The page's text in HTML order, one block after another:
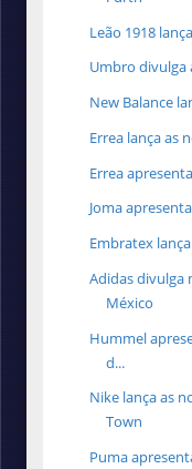
Leão 1918
Umbro divulga
New Balance
Errea lança as
Errea
Joma
Embratex
Adidas divulga
México
Hummel
d...
Nike lança as
Town
Puma